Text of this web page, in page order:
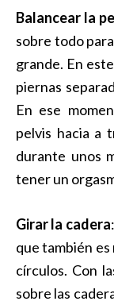
Balancear la
sobre todo
grande. En
piernas
En ese
pelvis hacia a
durante unos
tener un
Girar la cadera
que también es
círculos. Con
sobre las